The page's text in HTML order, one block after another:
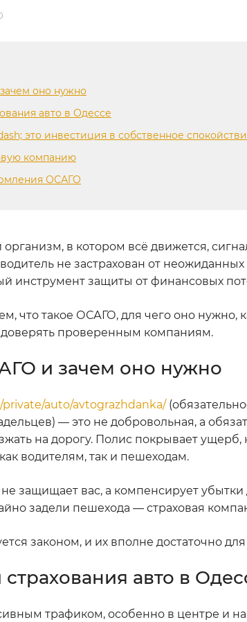
оно нужно
авто в Одессе
это инвестиция в собственное
компанию
ОСАГО
в котором всё движется,
не застрахован от
инструмент защиты от финансовых
что такое ОСАГО, для чего оно
доверять проверенным компаниям.
и зачем оно нужно
auto/avtograzhdanka/
— это не добровольная, а
на дорогу. Полис покрывает
водителям, так и пешеходам.
защищает вас, а компенсирует
задели пешехода — страховая
законом, и их вполне достаточно
авто в
трафиком, особенно в центре и